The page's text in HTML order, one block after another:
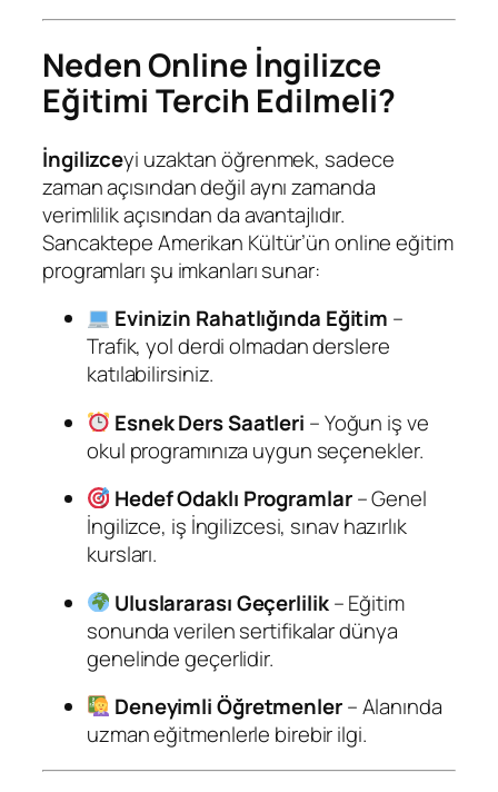
Neden Online İngilizce
Eğitimi Tercih Edilmeli?
İngilizceyi uzaktan öğrenmek, sadece
zaman açısından değil aynı zamanda
verimlilik açısından da avantajlıdır.
Sancaktepe Amerikan Kültür’ün online eğitim
programları şu imkanları sunar:
Evinizin Rahatlığında Eğitim –
Trafik, yol derdi olmadan derslere
katılabilirsiniz.
Esnek Ders Saatleri – Yoğun iş ve
okul programınıza uygun seçenekler.
Hedef Odaklı Programlar– Genel
İngilizce, iş İngilizcesi, sınav hazırlık
kursları.
Uluslararası Geçerlilik– Eğitim
sonunda verilen sertifikalar dünya
genelinde geçerlidir.
Deneyimli Öğretmenler– Alanında
uzman eğitmenlerle birebir ilgi.